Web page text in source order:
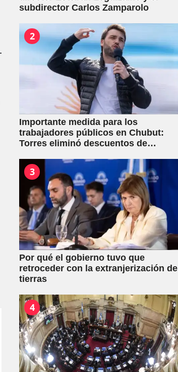
subdirector Carlos Zamparolo
2
Importante medida para los
trabajadores públicos en Chubut:
Torres eliminó descuentos de
3
Por qué el gobierno tuvo que
retroceder con la extranjerización de
tierras
4